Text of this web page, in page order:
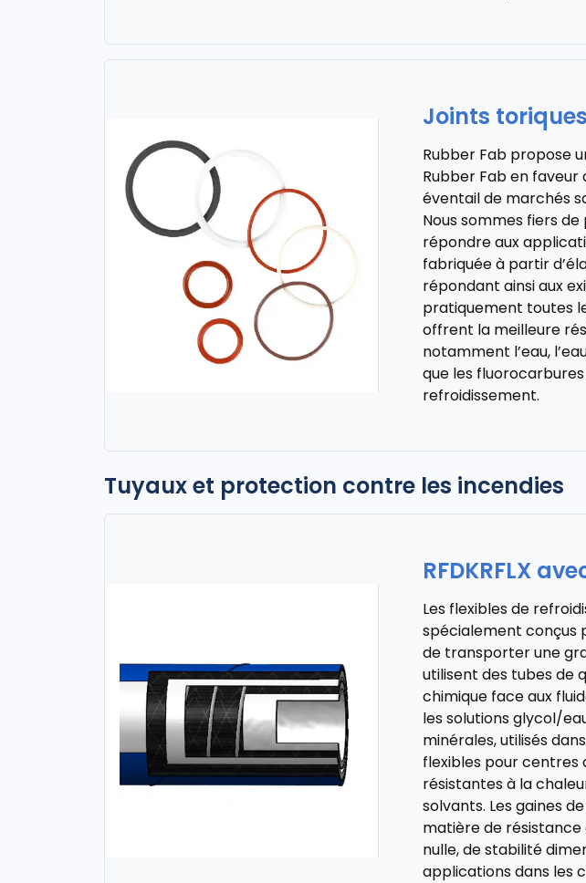
Joints toriques
Rubber Fab propose
Rubber Fab en
éventail de marchés
Nous sommes fiers
répondre aux
fabriquée à partir
répondant ainsi aux
pratiquement toutes
offrent la meilleure
notamment l’eau,
que les
refroidissement.
Tuyaux et protection contre les incendies
RFDKRFLX
Les flexibles de
spécialement conçus
de transporter une
utilisent des tubes de
chimique face aux
les solutions glycol/
minérales, utilisés
flexibles pour centres
résistantes à la
solvants. Les gaines
matière de résistance
nulle, de stabilité
applications dans les